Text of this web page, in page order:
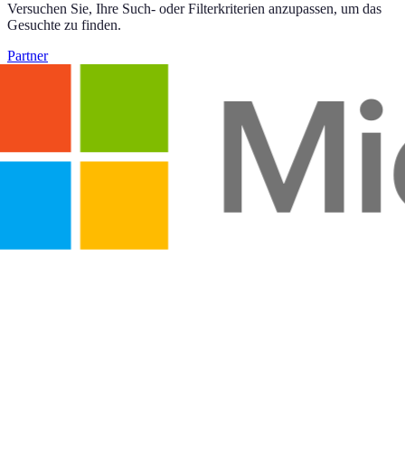
Versuchen Sie, Ihre Such- oder Filterkriterien anzupassen, um das
Gesuchte zu finden.
Partner